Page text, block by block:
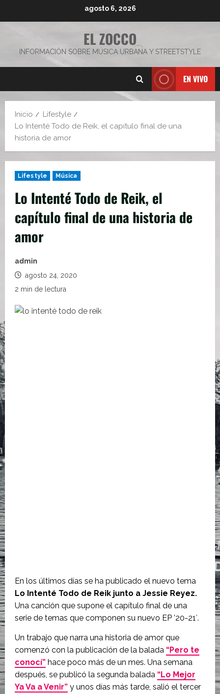
agosto 6, 2026
EL ZOCCO
INFORMACIÓN SOBRE MÚSICA URBANA Y STREETSTYLE
EN VIVO
Inicio
Lifestyle
Lo Intenté Todo de Reik, el capítulo final de una
historia de amor
Lifestyle Música
Lo Intenté Todo de Reik, el
capítulo final de una historia de
amor
admin
agosto 24, 2020
2 min de lectura
En los últimos días se ha publicado el nuevo tema
Lo Intenté Todo de Reik junto a Jessie Reyez.
Una canción que supone el capítulo final de una
serie de temas que componen su nuevo EP ’20-21′.
Un trabajo que narra una historia de amor que
comenzó con la publicación de la balada “Pero te
conocí” hace poco más de un mes. Una semana
después, se publicó la segunda balada “Lo Mejor
Ya Va a Venir” y unos días más tarde, salió el tercer